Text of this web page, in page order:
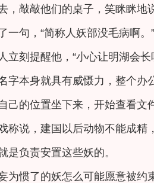
，敲敲他们的桌子，笑眯眯地
一句，“简称人妖部没毛病啊。”
立刻提醒他，“小心让明湖会长
字本身就具有威慑力，整个办
己的位置坐下来，开始查看文
称说，建国以后动物不能成
是负责安置这些妖的。
为惯了的妖怎么可能愿意被约